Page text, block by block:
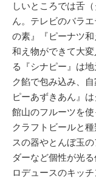
しいところでは舌
ん。テレビのバラ
の素』『ピーナツ
和え物ができて大
る『シナピー』は
ク餡で包み込み、
ピーあずきあん』
館山のフルーツを
クラフトビールと
スの器やとんぼ玉
ダーなど個性が光
ロデュースのキッ